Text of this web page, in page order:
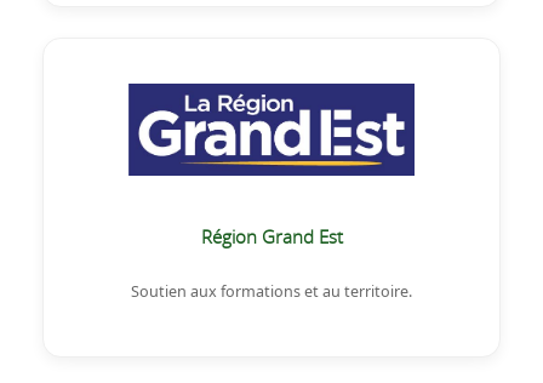
Région Grand Est
Soutien aux formations et au territoire.